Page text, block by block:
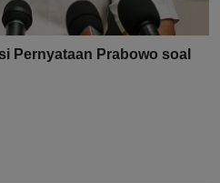
Pernyataan Prabowo soal